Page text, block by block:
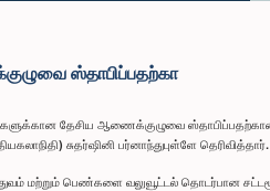
ஸ்தாபிப்பதற்கா
தேசிய ஆணைக்குழுவை ஸ்தாபிப்பதற்கான
சுதர்ஷினி பர்னாந்துபுள்ளே தெரிவித்தார்.
மற்றும் பெண்களை வலுவூட்டல் தொடர்பான